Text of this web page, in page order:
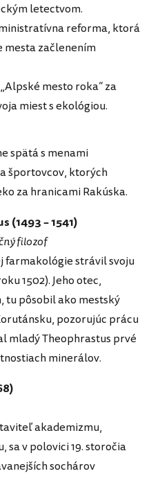
letectvom.
reforma, ktorá
začlenením
mesto roka“ za
miest s ekológiou.
spätá s menami
športovcov, ktorých
za hranicami Rakúska.
(1493 – 1541)
filozof
farmakológie strávil svoju
1502). Jeho otec,
tu pôsobil ako mestský
pozorujúc prácu
mladý Theophrastus prvé
minerálov.
akademizmu,
sa v polovici 19. storočia
sochárov